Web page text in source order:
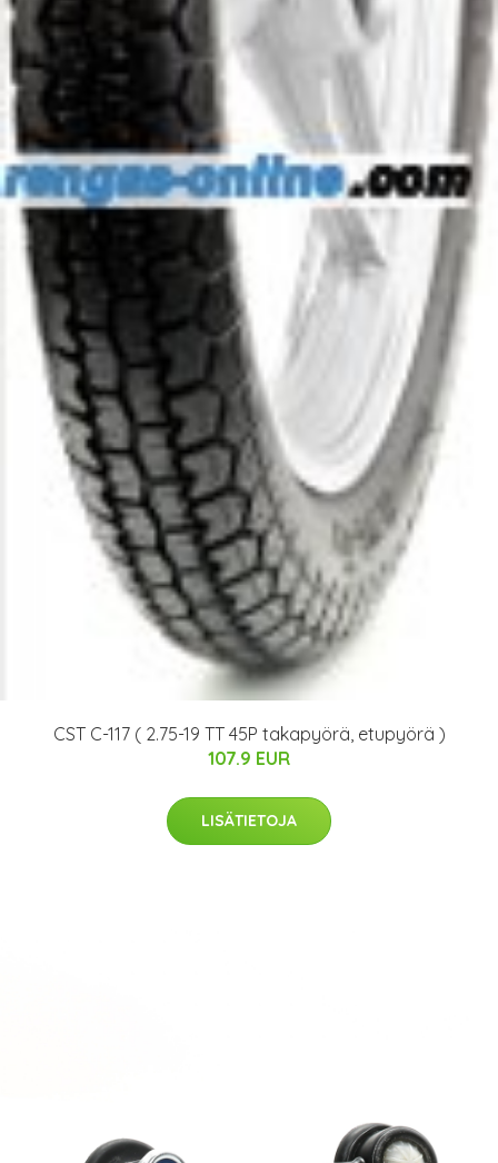
CST C-117 ( 2.75-19 TT 45P takapyörä, etupyörä )
107.9 EUR
LISÄTIETOJA